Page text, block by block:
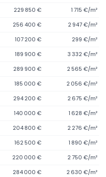
229 850 €
1 715 €/m²
256 400 €
2 947 €/m²
107 200 €
299 €/m²
189 900 €
3 332 €/m²
289 900 €
2 565 €/m²
185 000 €
2 056 €/m²
294 200 €
2 675 €/m²
140 000 €
1 628 €/m²
204 800 €
2 276 €/m²
162 500 €
1 890 €/m²
220 000 €
2 750 €/m²
284 000 €
2 630 €/m²